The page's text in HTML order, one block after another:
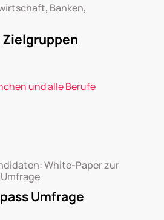
Banken,
und alle Berufe
White-Paper zur
Umfrage